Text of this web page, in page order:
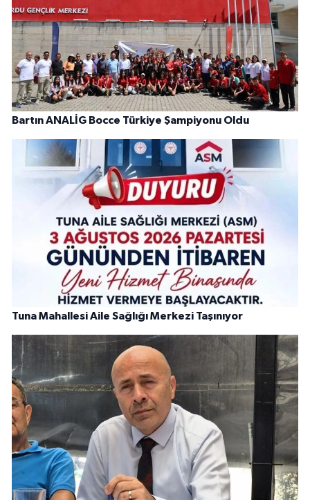
Bartın ANALİG Bocce Türkiye Şampiyonu Oldu
Tuna Mahallesi Aile Sağlığı Merkezi Taşınıyor